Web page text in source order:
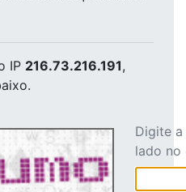
IP 216.73.216.191,
Digite
lado no